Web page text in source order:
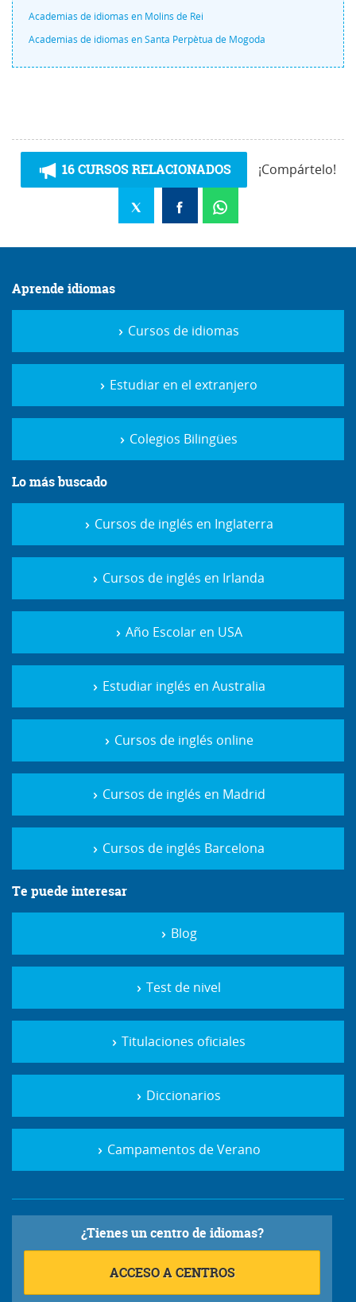
Academias de idiomas en Molins de Rei
Academias de idiomas en Santa Perpètua de Mogoda
16 CURSOS RELACIONADOS ¡Compártelo!
Aprende idiomas
Cursos de idiomas
Estudiar en el extranjero
Colegios Bilingües
Lo más buscado
Cursos de inglés en Inglaterra
Cursos de inglés en Irlanda
Año Escolar en USA
Estudiar inglés en Australia
Cursos de inglés online
Cursos de inglés en Madrid
Cursos de inglés Barcelona
Te puede interesar
Blog
Test de nivel
Titulaciones oficiales
Diccionarios
Campamentos de Verano
¿Tienes un centro de idiomas?
ACCESO A CENTROS